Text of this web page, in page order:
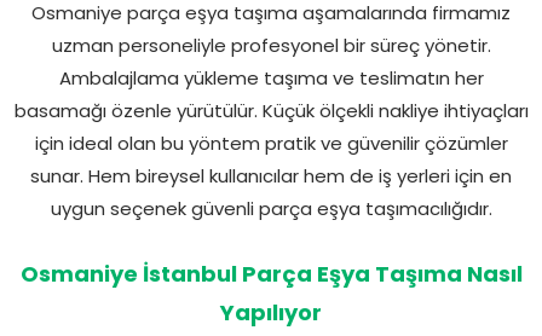
Osmaniye parça eşya taşıma aşamalarında firmamız
uzman personeliyle profesyonel bir süreç yönetir.
Ambalajlama yükleme taşıma ve teslimatın her
basamağı özenle yürütülür. Küçük ölçekli nakliye ihtiyaçları
için ideal olan bu yöntem pratik ve güvenilir çözümler
sunar. Hem bireysel kullanıcılar hem de iş yerleri için en
uygun seçenek güvenli parça eşya taşımacılığıdır.
Osmaniye İstanbul Parça Eşya Taşıma Nasıl
Yapılıyor